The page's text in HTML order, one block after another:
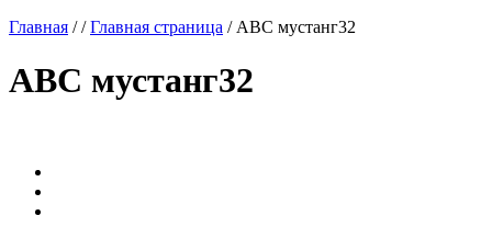
Главная //Главная страница / АВС мустанг32
АВС мустанг32